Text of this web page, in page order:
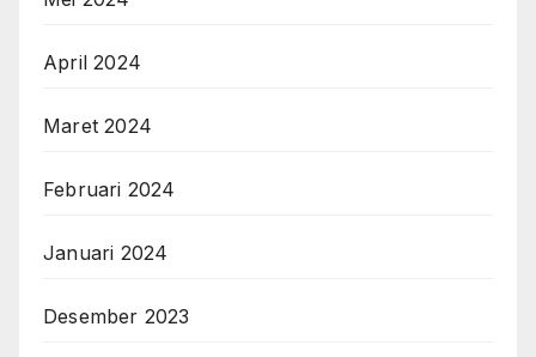
April 2024
Maret 2024
Februari 2024
Januari 2024
Desember 2023